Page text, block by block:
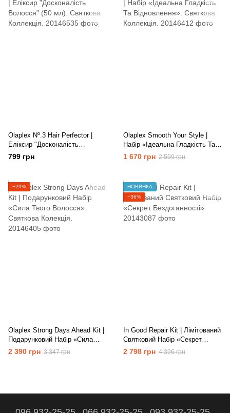
Olaplex Nº.3 Hair Perfector |
Еліксир "Досконалість
Волосся” (50 мл). Святкова
Коллекція.
799 грн
Olaplex Smooth Your Style |
Набір «Ідеальна Гладкість Та
Відновлення». Святкова
Коллекція.
1 670 грн 2 599 грн
−29%
Olaplex Strong Days Ahead Kit |
Подарунковий Набір «Сила
Твого Волосся». Святкова
Колекція.
2 390 грн 3 347 грн
НОВИНКА
−36%
In Good Repair Kit | Лімітований
Святковий Набір «Секрет
Бездоганності»
2 798 грн 4 396 грн